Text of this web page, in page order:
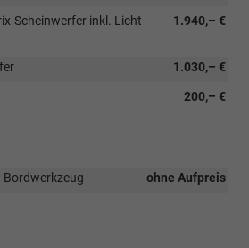
1.940,– €
Scheinwerfer inkl. Licht-
1.030,– €
200,– €
ohne Aufpreis
Bordwerkzeug